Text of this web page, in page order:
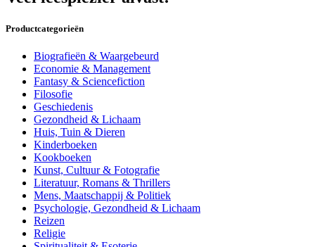
Productcategorieën
Biografieën & Waargebeurd
Economie & Management
Fantasy & Sciencefiction
Filosofie
Geschiedenis
Gezondheid & Lichaam
Huis, Tuin & Dieren
Kinderboeken
Kookboeken
Kunst, Cultuur & Fotografie
Literatuur, Romans & Thrillers
Mens, Maatschappij & Politiek
Psychologie, Gezondheid & Lichaam
Reizen
Religie